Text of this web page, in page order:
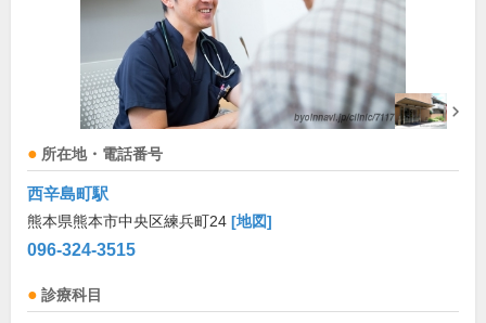
所在地・電話番号
西辛島町駅
熊本県熊本市中央区練兵町24 [地図]
096-324-3515
診療科目